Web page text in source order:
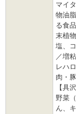
マイ
物油
る食
末植
塩、
／増
レハ
肉・
【具
野菜
ん、